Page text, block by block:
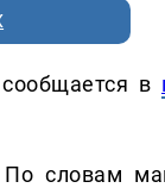
в
словам